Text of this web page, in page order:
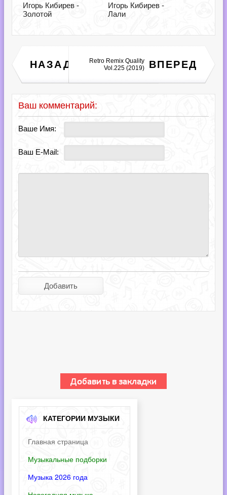
Игорь Кибирев -
Золотой
Игорь Кибирев -
Лали
НАЗАД
Top 40 Afscheid: The
Ultimate Top 40 Collection ВПЕРЕД
Retro Remix Quality
Vol.225 (2019)
Ваш комментарий:
Ваше Имя:
Ваш E-Mail:
КАТЕГОРИИ МУЗЫКИ
Главная страница
Музыкальные подборки
Музыка 2026 года